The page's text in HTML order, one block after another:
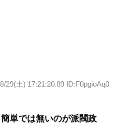
29(土) 17:21:20.89 ID:F0pgioAq0
単では無いのが派閥政